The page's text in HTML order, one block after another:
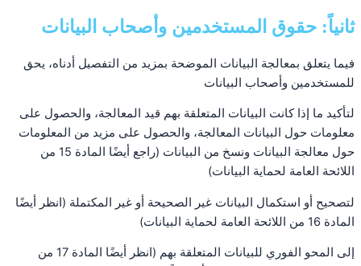
ثانياً: حقوق المستخدمين وأصحاب البيانات
فيما يتعلق بمعالجة البيانات الموضحة بمزيد من التفصيل أدناه، يحق
للمستخدمين وأصحاب البيانات
لتأكيد ما إذا كانت البيانات المتعلقة بهم قيد المعالجة، والحصول على
معلومات حول البيانات المعالجة، والحصول على مزيد من المعلومات
حول معالجة البيانات ونسخ من البيانات (راجع أيضًا المادة 15 من
اللائحة العامة لحماية البيانات)
لتصحيح أو استكمال البيانات غير الصحيحة أو غير المكتملة (انظر أيضًا
المادة 16 من اللائحة العامة لحماية البيانات)
إلى المحو الفوري للبيانات المتعلقة بهم (انظر أيضًا المادة 17 من